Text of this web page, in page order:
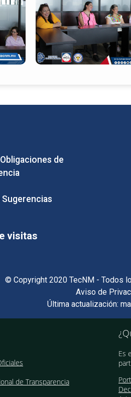
de
visitas
© Copyright 2020 TecNM - Todos
Aviso de
Última actualización:
de Transparencia
Es